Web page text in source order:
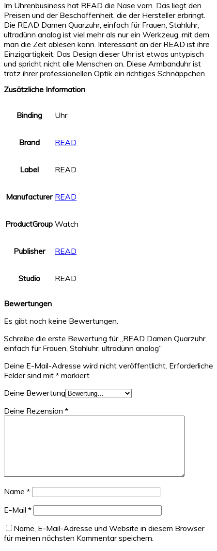
Im Uhrenbusiness hat READ die Nase vorn. Das liegt den
Preisen und der Beschaffenheit, die der Hersteller erbringt.
Die READ Damen Quarzuhr, einfach für Frauen, Stahluhr,
ultradünn analog ist viel mehr als nur ein Werkzeug, mit dem
man die Zeit ablesen kann. Interessant an der READ ist ihre
Einzigartigkeit. Das Design dieser Uhr ist etwas untypisch
und spricht nicht alle Menschen an. Diese Armbanduhr ist
trotz ihrer professionellen Optik ein richtiges Schnäppchen.
Zusätzliche Information
Binding Uhr
Brand READ
Label READ
Manufacturer READ
ProductGroup Watch
Publisher READ
Studio READ
Bewertungen
Es gibt noch keine Bewertungen.
Schreibe die erste Bewertung für „READ Damen Quarzuhr,
einfach für Frauen, Stahluhr, ultradünn analog“
Deine E-Mail-Adresse wird nicht veröffentlicht. Erforderliche
Felder sind mit * markiert
Deine Bewertung
Deine Rezension *
Name *
E-Mail *
Name, E-Mail-Adresse und Website in diesem Browser
für meinen nächsten Kommentar speichern.